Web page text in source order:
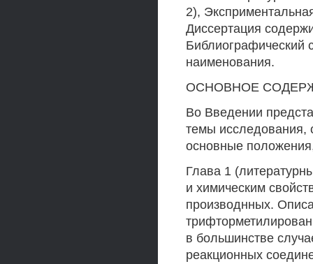
2),
Диссертация
Библиографический
наименования.
ОСНОВНОЕ
Во Введении
темы исследования,
основные
Глава 1
и химическим
производнных.
в большинстве
реакционных